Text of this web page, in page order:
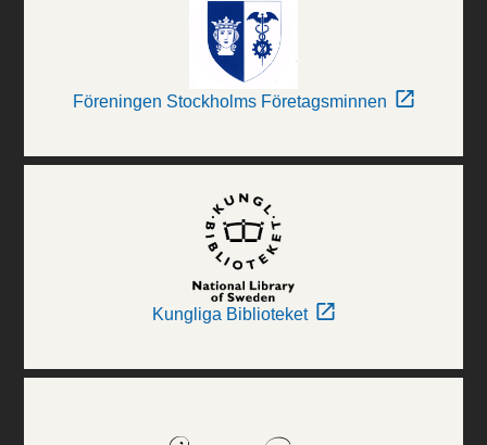
Föreningen Stockholms Företagsminnen
Kungliga Biblioteket